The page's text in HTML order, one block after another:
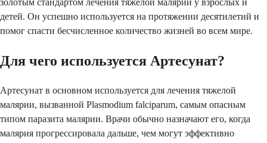
золотым стандартом лечения тяжелой малярии у взрослых и
детей. Он успешно используется на протяжении десятилетий и
помог спасти бесчисленное количество жизней во всем мире.
Для чего используется Артесунат?
Артесунат в основном используется для лечения тяжелой
малярии, вызванной Plasmodium falciparum, самым опасным
типом паразита малярии. Врачи обычно назначают его, когда
малярия прогрессировала дальше, чем могут эффективно